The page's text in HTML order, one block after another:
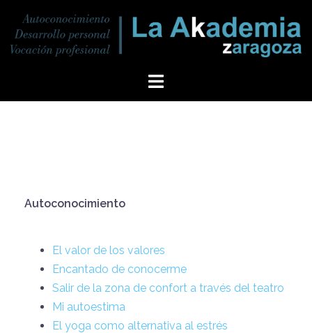
Autoconocimiento
El valor de los valores
Encantado de conocerme
Salir de la zona de confort a través del teatro
Mi autoestima
El yoga como alternativa al estrés